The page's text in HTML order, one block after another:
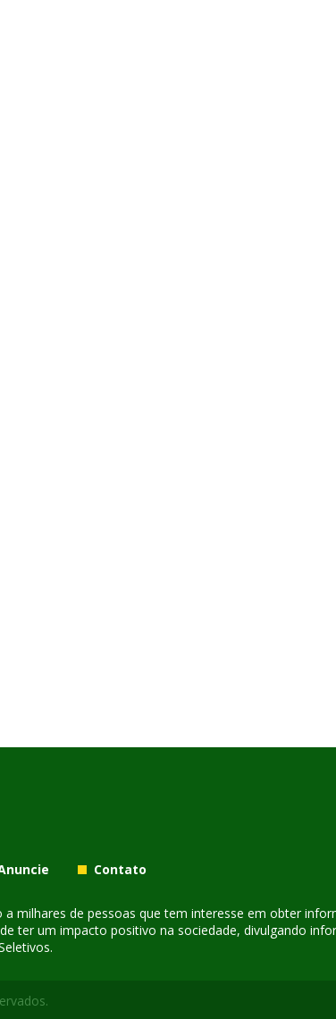
Contato
milhares de pessoas que tem interesse em obter
ter um impacto positivo na sociedade, divulgando